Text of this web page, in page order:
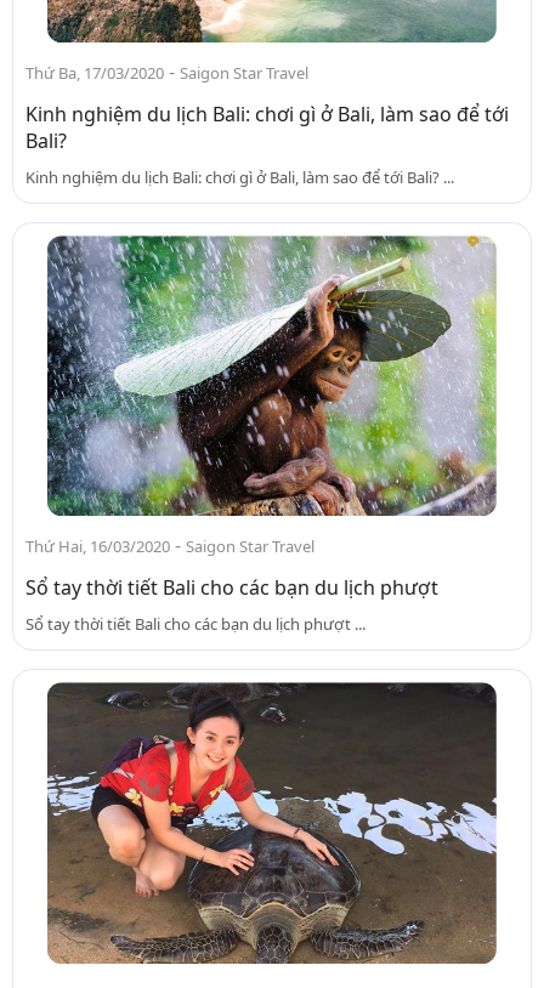
Thứ Ba, 17/03/2020 - Saigon Star Travel
Kinh nghiệm du lịch Bali: chơi gì ở Bali, làm sao để tới
Bali?
Kinh nghiệm du lịch Bali: chơi gì ở Bali, làm sao để tới Bali? ...
Thứ Hai, 16/03/2020 - Saigon Star Travel
Sổ tay thời tiết Bali cho các bạn du lịch phượt
Sổ tay thời tiết Bali cho các bạn du lịch phượt ...